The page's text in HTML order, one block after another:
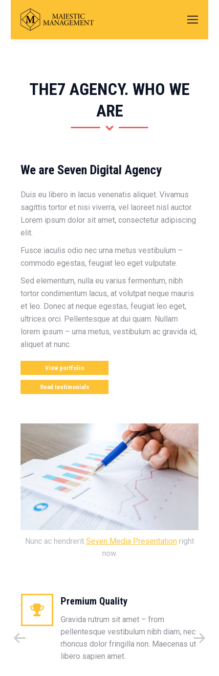
THE7 AGENCY. WHO WE
ARE
We are Seven Digital Agency
Duis eu libero in lacus venenatis aliquet. Vivamus
sagittis tortor et nisi viverra, vel laoreet nisl auctor.
Lorem ipsum dolor sit amet, consectetur adipiscing
elit.
Fusce iaculis odio nec urna metus vestibulum –
commodo egestas, feugiat leo eget vulputate.
Sed elementum, nulla eu varius fermentum, nibh
tortor condimentum lacus, at volutpat neque mauris
et leo. Donec at neque egestas, feugiat leo eget,
ultrices orci. Pellentesque at dui quam. Nullam
lorem ipsum – urna metus, vestibulum ac gravida id,
aliquet at nunc.
View portfolio
Read testimonials
Nunc ac hendrerit Seven Media Presentation right
now.
Premium Quality
Gravida rutrum sit amet – from
pellentesque vestibulum nibh diam, nec
rhoncus dolor fringilla non. Maecenas ut
libero sapien amet.